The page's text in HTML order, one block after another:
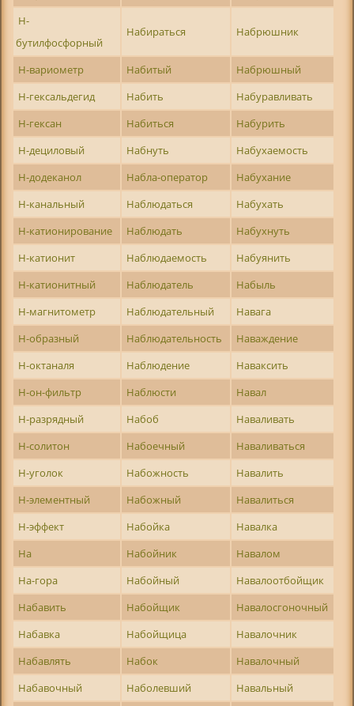
Н-
бутилфосфорный
Набираться Набрюшник
Н-вариометр Набитый
Набрюшный
Н-гексальдегид
Набить
Набуравливать
Н-гексан
Набиться
Набурить
Н-дециловый
Набнуть
Набухаемость
Н-додеканол
Набла-оператор
Набухание
Н-канальный
Наблюдаться
Набухать
Н-катионирование
Наблюдать
Набухнуть
Н-катионит
Наблюдаемость
Набуянить
Н-катионитный
Наблюдатель
Набыль
Н-магнитометр
Наблюдательный
Навага
Н-образный
Наблюдательность
Наваждение
Н-октаналя
Наблюдение
Наваксить
Н-он-фильтр
Наблюсти
Навал
Н-разрядный
Набоб
Наваливать
Н-солитон
Набоечный
Наваливаться
Н-уголок
Набожность
Навалить
Н-элементный
Набожный
Навалиться
Н-эффект
Набойка
Навалка
На
Набойник
Навалом
На-гора
Набойный
Навалоотбойщик
Набавить
Набойщик
Навалосгоночный
Набавка
Набойщица
Навалочник
Набавлять
Набок
Навалочный
Набавочный
Наболевший Навальный